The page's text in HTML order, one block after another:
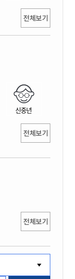
전체보기
신중년
전체보기
전체보기